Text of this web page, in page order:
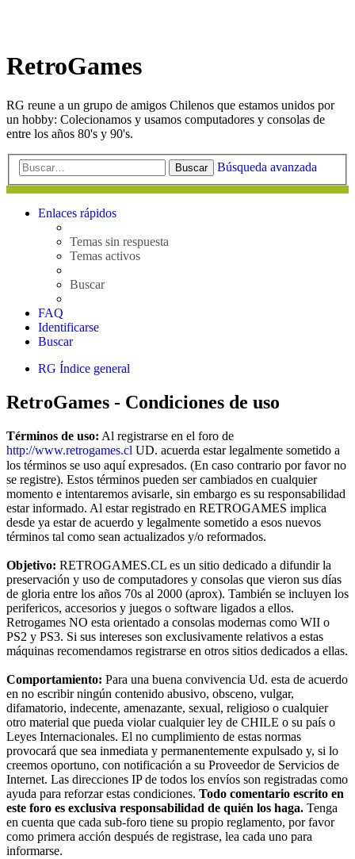
RetroGames
RG reune a un grupo de amigos Chilenos que estamos unidos por
un hobby: Colecionamos y usamos computadores y consolas de
entre los años 80's y 90's.
Buscar Búsqueda avanzada
Enlaces rápidos
Temas sin respuesta
Temas activos
Buscar
FAQ
Identificarse
Buscar
RG Índice general
RetroGames - Condiciones de uso
Términos de uso: Al registrarse en el foro de
http://www.retrogames.cl UD. acuerda estar legalmente sometido a
los términos se uso aquí expresados. (En caso contrario por favor no
se registre). Estos términos pueden ser cambiados en cualquier
momento e intentaremos avisarle, sin embargo es su responsabilidad
estar informado. Al estar registrado en RETROGAMES implica
desde ya estar de acuerdo y legalmente sometido a esos nuevos
términos tal como sean actualizados y/o reformados.
Objetivo: RETROGAMES.CL es un sitio dedicado a difundir la
preservación y uso de computadores y consolas que vieron sus días
de gloria entre los años 70s al 2000 (aprox). También se incluyen los
perifericos, accesorios y juegos o software ligados a ellos.
Retrogames NO esta orientado a consolas modernas como WII o
PS2 y PS3. Si sus intereses son exclusivamente relativos a estas
máquinas recomendamos registrarse en otros sitios dedicados a ellas.
Comportamiento: Para una buena convivencia Ud. esta de acuerdo
en no escribir ningún contenido abusivo, obsceno, vulgar,
difamatorio, indecente, amenazante, sexual, religioso o cualquier
otro material que pueda violar cualquier ley de CHILE o su país o
Leyes Internacionales. El no cumplimiento de estas normas
provocará que sea inmediata y permanentemente expulsado y, si lo
creemos oportuno, con notificación a su Proveedor de Servicios de
Internet. Las direcciones IP de todos los envíos son registradas como
ayuda para reforzar estas condiciones. Todo comentario escrito en
este foro es exclusiva responsabilidad de quién los haga. Tenga
en cuenta que cada sub-foro tiene su propio reglamento, por favor
como primera acción después de registrase, lea cada uno para
informarse.